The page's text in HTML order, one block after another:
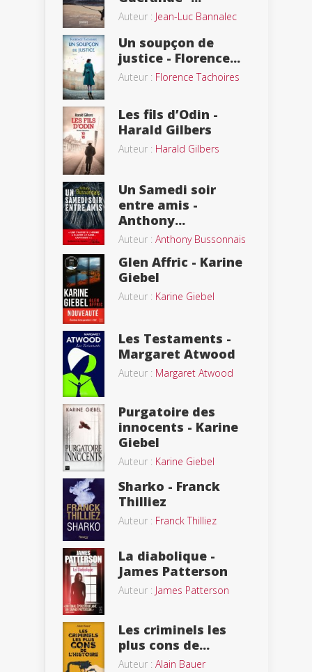
Auteur : Jean-Luc Bannalec
Un soupçon de
justice - Florence...
Auteur : Florence Tachoires
Les fils d’Odin -
Harald Gilbers
Auteur : Harald Gilbers
Un Samedi soir
entre amis -
Anthony...
Auteur : Anthony Bussonnais
Glen Affric - Karine
Giebel
Auteur : Karine Giebel
Les Testaments -
Margaret Atwood
Auteur : Margaret Atwood
Purgatoire des
innocents - Karine
Giebel
Auteur : Karine Giebel
Sharko - Franck
Thilliez
Auteur : Franck Thilliez
La diabolique -
James Patterson
Auteur : James Patterson
Les criminels les
plus cons de...
Auteur : Alain Bauer